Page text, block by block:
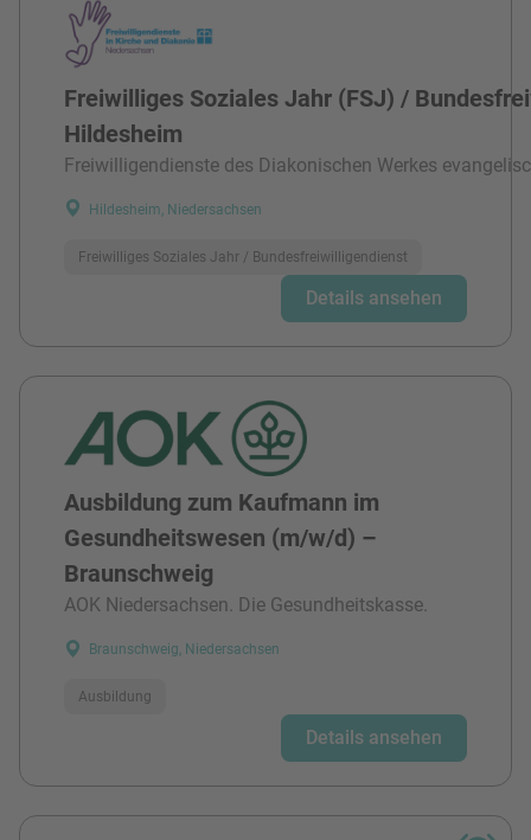
Freiwilliges Soziales Jahr (FSJ) /
Hildesheim
Freiwilligendienste des Diakonischen Werkes
Hildesheim, Niedersachsen
Freiwilliges Soziales Jahr / Bundesfreiwilligendienst
Details ansehen
Ausbildung zum Kaufmann im
Gesundheitswesen (m/w/d) –
Braunschweig
AOK Niedersachsen. Die Gesundheitskasse.
Braunschweig, Niedersachsen
Ausbildung
Details ansehen